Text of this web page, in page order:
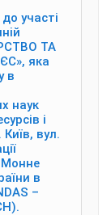
участі
ТА
яка
в
наук
і
вул.
Монне
в
–